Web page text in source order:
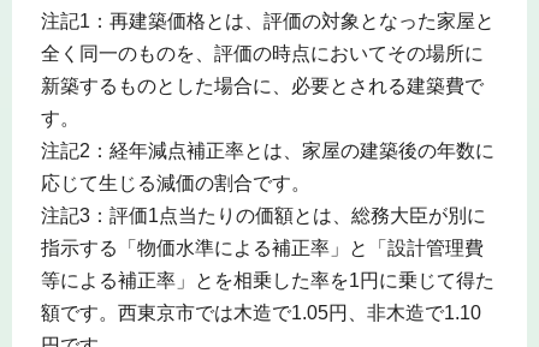
注記1：再建築価格とは、評価の対象となった家屋と
全く同一のものを、評価の時点においてその場所に
新築するものとした場合に、必要とされる建築費で
す。
注記2：経年減点補正率とは、家屋の建築後の年数に
応じて生じる減価の割合です。
注記3：評価1点当たりの価額とは、総務大臣が別に
指示する「物価水準による補正率」と「設計管理費
等による補正率」とを相乗した率を1円に乗じて得た
額です。西東京市では木造で1.05円、非木造で1.10